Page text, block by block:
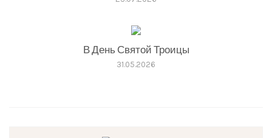
В День Святой Троицы
31.05.2026